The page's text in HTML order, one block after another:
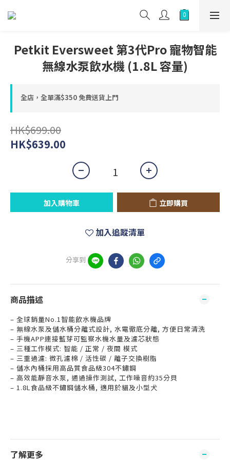
Petkit Eversweet 第3代Pro 寵物智能
無線水泵飲水機 (1.8L 容量)
全店，全單滿$350 免費送貨上門
HK$699.00
HK$639.00
加入購物車 立即購買
加入追蹤清單
分享到
商品描述
– 全球銷量No.1智能飲水機品牌
– 無線水泵及儲水桶分離式設計, 水電徹底分離, 方便日常清洗
– 手機APP連接藍芽可監察水機水量及濾芯狀態
– 三種工作模式: 智能 / 正常 / 夜間 模式
– 三重過濾: 微孔濾棉 / 活性碳 / 離子交換樹脂
– 儲水內桶採用高品質食品級304不鏽鋼
– 高效能靜音水泵, 通過操作測試, 工作噪音約35分貝
– 1.8L食品級不鏽鋼儲水桶, 適用於貓及小型犬
了解更多